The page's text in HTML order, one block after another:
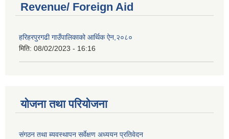
Revenue/ Foreign Aid
हरिहरपुरगढी गाउँपालिकाको आर्थिक ऐन,२०८०
मिति: 08/02/2023 - 16:16
योजना तथा परियोजना
संगठन तथा ब्यवस्थापन सर्वेक्षण अध्ययन प्रतिवेदन